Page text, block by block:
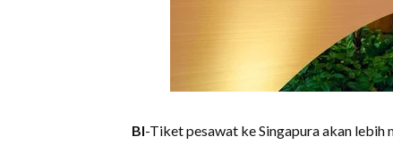
BI-Tiket pesawat ke Singapura akan lebih